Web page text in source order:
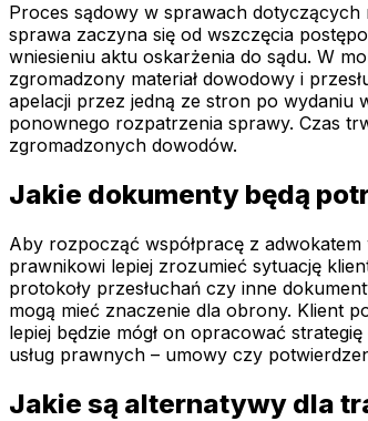
Proces sądowy w sprawach
sprawa zaczyna się od wszczęcia
wniesieniu aktu oskarżenia do sądu. W
zgromadzony materiał dowodowy i
apelacji przez jedną ze stron po wydaniu
ponownego rozpatrzenia sprawy. Czas
zgromadzonych dowodów.
Jakie dokumenty będą
Aby rozpocząć współpracę z
prawnikowi lepiej zrozumieć sytuację
protokoły przesłuchań czy inne
mogą mieć znaczenie dla obrony. Klient
lepiej będzie mógł on opracować
usług prawnych – umowy czy
Jakie są alternatywy dla